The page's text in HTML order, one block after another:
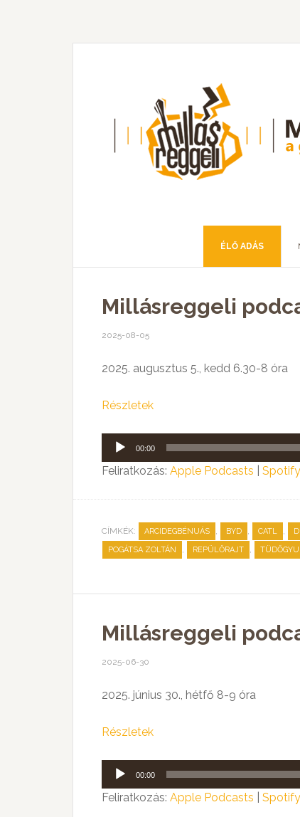
ÉLŐ ADÁS
Millásreggeli
2025-08-05
2025. augusztus 5., kedd 6.30-8 óra
Részletek
Audió
lejátszó
00:00
Feliratkozás: Apple Podcasts Spotify
CÍMKÉK: ARCIDEGBÉNUÁS , BYD , CATL ,
POGÁTSA ZOLTÁN , REPÜLŐRAJT ,
Millásreggeli
2025-06-30
2025. június 30., hétfő 8-9 óra
Részletek
Audió
lejátszó
00:00
Feliratkozás: Apple Podcasts Spotify